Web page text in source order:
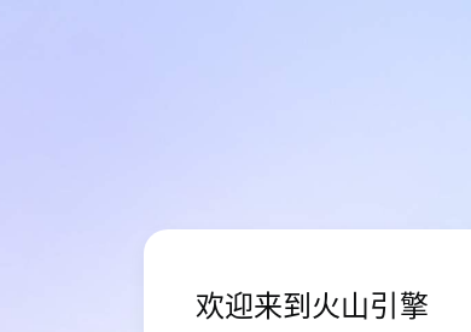
欢迎来到火山引擎